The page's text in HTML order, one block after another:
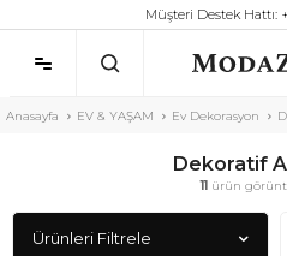
Müşteri Destek Hattı:
Anasayfa EV & YAŞAM Ev Dekorasyon
Dekoratif
11ürün
Ürünleri Filtrele